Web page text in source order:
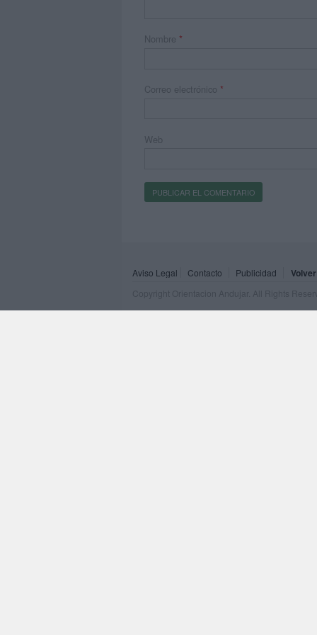
Nombre *
Correo electrónico *
Web
Aviso Legal Contacto Publicidad